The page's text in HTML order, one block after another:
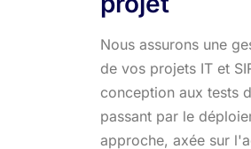
Nous assurons une
de vos projets IT et
conception aux tests
passant par le
approche, axée sur